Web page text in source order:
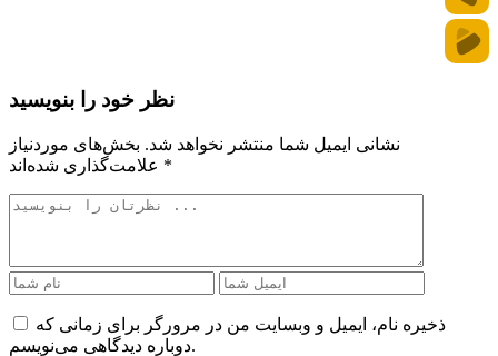
نظر خود را بنویسید
نشانی ایمیل شما منتشر نخواهد شد. بخش‌های موردنیاز
*
ذخیره نام، ایمیل و وبسایت من در مرورگر برای زمانی که
دوباره دیدگاهی می‌نویسم.